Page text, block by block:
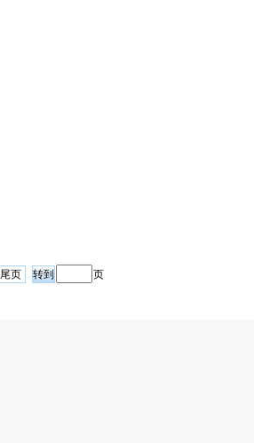
尾页 页